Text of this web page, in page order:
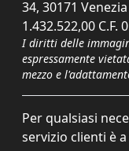
34, 30171
1.432.522,00 C.F.
I diritti delle
espressamente
mezzo e
Per qualsiasi
servizio clienti è